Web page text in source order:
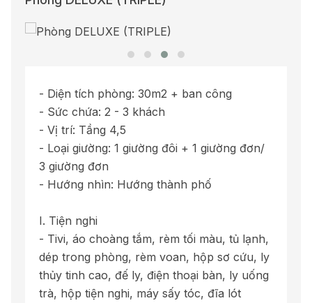
- Diện tích phòng: 30m2 + ban công
- Sức chứa: 2 - 3 khách
- Vị trí: Tầng 4,5
- Loại giường: 1 giường đôi + 1 giường đơn/
3 giường đơn
- Hướng nhìn: Hướng thành phố
I. Tiện nghi
- Tivi, áo choàng tắm, rèm tối màu, tủ lạnh,
dép trong phòng, rèm voan, hộp sơ cứu, ly
thủy tinh cao, đế ly, điện thoại bàn, ly uống
trà, hộp tiện nghi, máy sấy tóc, đĩa lót